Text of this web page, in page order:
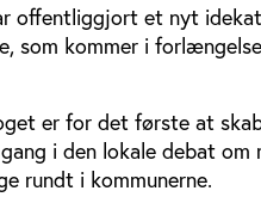
offentliggjort et nyt
som kommer i
er for det første at
i den lokale debat om
rundt i kommunerne.